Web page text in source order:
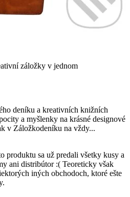
záložky v jednom
deníku a kreativních knižních
a myšlenky na krásné designové
v Záložkodeníku na vždy...
produktu sa už predali všetky kusy a
ani distribútor :( Teoreticky však
iných obchodoch, ktoré ešte